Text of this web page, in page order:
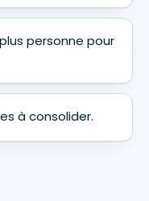
personne pour
à consolider.